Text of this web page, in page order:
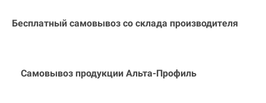
Бесплатный самовывоз со склада производителя
Самовывоз продукции Альта-Профиль